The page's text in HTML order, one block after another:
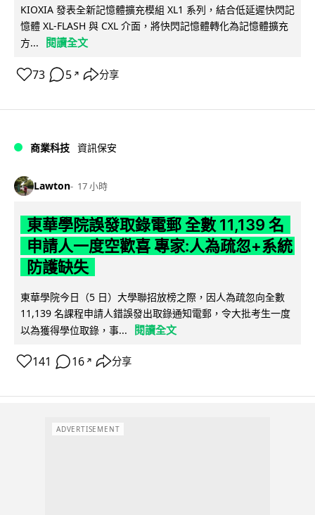
KIOXIA 發表全新記憶體擴充模組 XL1 系列，結合低延遲快閃記
憶體 XL-FLASH 與 CXL 介面，將快閃記憶體轉化為記憶體擴充
方...
閱讀全文
73 5 ↗ 分享
商業科技 資訊保安
Lawton 17 小時
東華學院誤發取錄電郵 全數 11,139 名
申請人一度空歡喜 專家:人為疏忽+系統
防護缺失
東華學院今日（5 日）大學聯招放榜之際，因人為疏忽向全數
11,139 名課程申請人錯誤發出取錄通知電郵，令大批考生一度
以為獲得學位取錄，事...
閱讀全文
141 16 ↗ 分享
ADVERTISEMENT